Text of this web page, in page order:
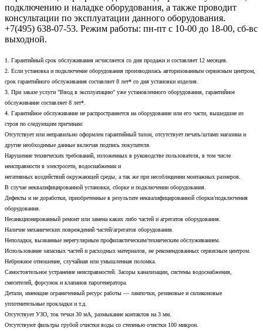
подключению и наладке оборудования, а также проводит
консультации по эксплуатации данного оборудования.
+7(495) 638-07-53. Режим работы: пн-пт с 10-00 до 18-00, сб-вс
выходной.
1. Гарантийный срок обслуживания исчисляется со дня продажи и составляет 12 месяцев.
2. Если установка и подключение оборудования производилась авторизованным сервисным центром,
срок гарантийного обслуживания составляет 8 лет* со дня установки изделия.
3. При заказе услуги "Ввод в эксплуатацию" уже установленного оборудования, гарантийное
обслуживание составляет 8 лет*.
4. Гарантийное обслуживание не распространяется на оборудование или его части, вышедшие из
строя по следующим причинам:
Отсутствует или неправильно оформлен гарантийный талон, отсутствует печать/штамп магазина и
другие необходимые данные включая подпись покупателя.
Нарушение технических требований, изложенных в руководстве пользователя, в том числе
неисправности в электросети, водоснабжении и
негативных воздействий окружающей среды, а так же при несоблюдении монтажных размеров.
В случае неквалифицированной установки, сборке и подключении оборудования.
Дефекты и не доработки, приобретенные в результате неквалифицированной сборки/подключения
оборудования.
Несанкционированный ремонт или замена каких либо частей и агрегатов оборудования.
Наличие механических повреждений частей/агрегатов оборудования.
Неполадки, вызванные нерегулярным профилактическим/техническим обслуживанием.
Использование запасных частей и расходных материалов, не рекомендованных сервисным центром.
Небрежное отношение, случайная или умышленная поломка.
Самостоятельное устранение неисправностей. Засоры канализации, системы водоснабжения,
смесителей, форсунок и клапанов парогенератора.
Детали, имеющие ограниченный ресурс работы — лампочки, резиновые и силиконовые
уплотнительные прокладки и т.д.
Отсутствует УЗО, ток течки 30 мА, размыкание контактов на 3 мм.
Отсутствуют фильтры грубой очистки воды со степенью очистки 100 микрон.